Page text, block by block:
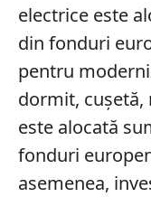
electrice este
din fonduri
pentru
dormit, cuşetă,
este alocată
fonduri
asemenea,